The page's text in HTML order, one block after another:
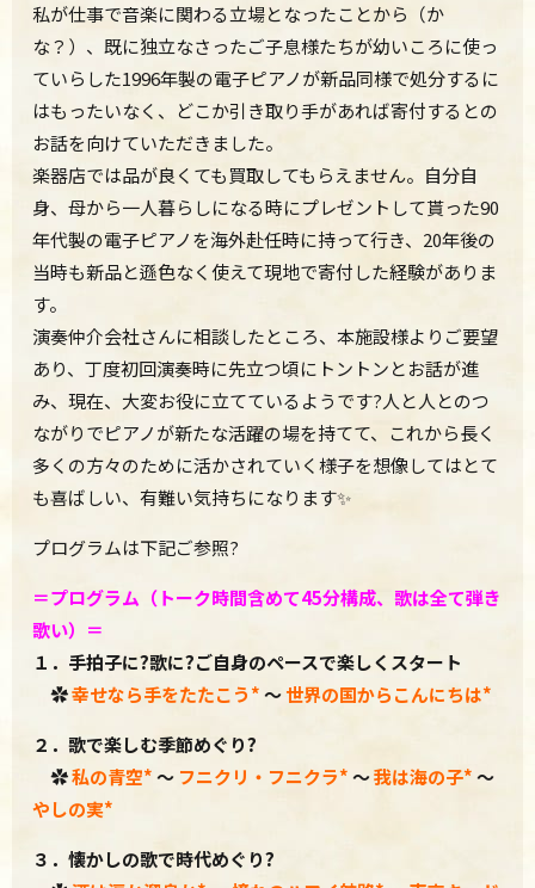
私が仕事で音楽に関わる立場となったことから（か
な？）、既に独立なさったご子息様たちが幼いころに使っ
ていらした1996年製の電子ピアノが新品同様で処分するに
はもったいなく、どこか引き取り手があれば寄付するとの
お話を向けていただきました。
楽器店では品が良くても買取してもらえません。自分自
身、母から一人暮らしになる時にプレゼントして貰った90
年代製の電子ピアノを海外赴任時に持って行き、20年後の
当時も新品と遜色なく使えて現地で寄付した経験がありま
す。
演奏仲介会社さんに相談したところ、本施設様よりご要望
あり、丁度初回演奏時に先立つ頃にトントンとお話が進
み、現在、大変お役に立てているようです?人と人とのつ
ながりでピアノが新たな活躍の場を持てて、これから長く
多くの方々のために活かされていく様子を想像してはとて
も喜ばしい、有難い気持ちになります✨
プログラムは下記ご参照?
＝プログラム（トーク時間含めて45分構成、歌は全て弾き
歌い）＝
１．手拍子に?歌に?ご自身のペースで楽しくスタート
✿幸せなら手をたたこう*～世界の国からこんにちは*
２．歌で楽しむ季節めぐり?
✿私の青空*～ フニクリ・フニクラ*～我は海の子*～
やしの実*
３．懐かしの歌で時代めぐり?